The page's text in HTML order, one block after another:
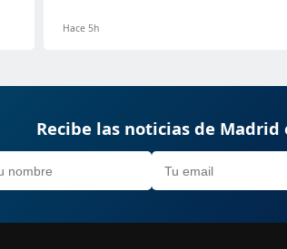
Hace 5h
Recibe las noticias de